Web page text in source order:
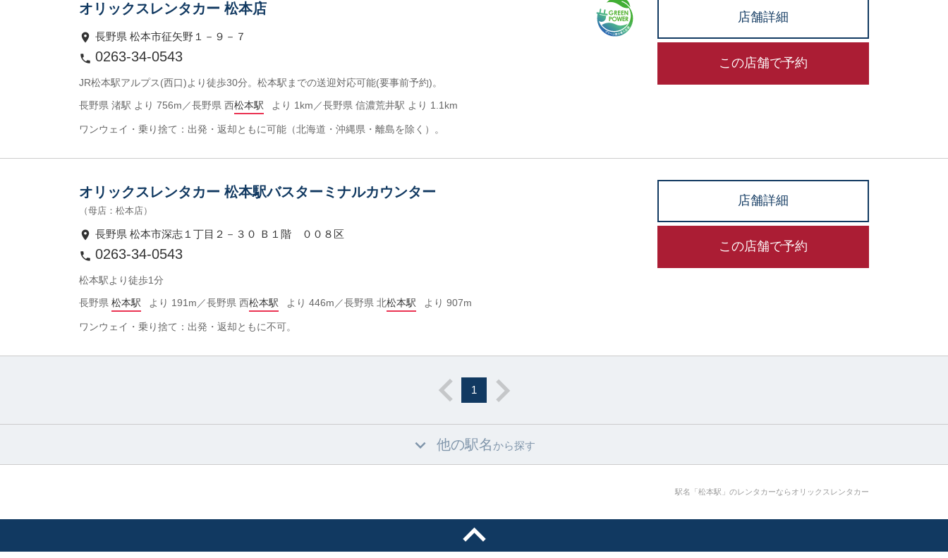
オリックスレンタカー 松本店
長野県 松本市征矢野１－９－７
0263-34-0543
JR松本駅アルプス(西口)より徒歩30分。松本駅までの送迎対応可能(要事前予約)。
長野県 渚駅 より 756m／長野県 西松本駅 より 1km／長野県 信濃荒井駅 より 1.1km
ワンウェイ・乗り捨て：出発・返却ともに可能（北海道・沖縄県・離島を除く）。
店舗詳細
この店舗で予約
オリックスレンタカー 松本駅バスターミナルカウンター
（母店：松本店）
長野県 松本市深志１丁目２－３０ Ｂ１階 ００８区
0263-34-0543
松本駅より徒歩1分
長野県 松本駅 より 191m／長野県 西松本駅 より 446m／長野県 北松本駅 より 907m
ワンウェイ・乗り捨て：出発・返却ともに不可。
店舗詳細
この店舗で予約
1
他の駅名 から探す
駅名「松本駅」のレンタカーならオリックスレンタカー